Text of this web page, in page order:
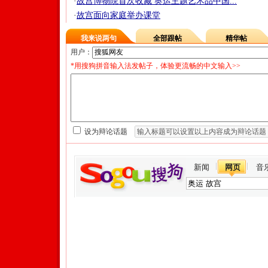
·故宫面向家庭举办课堂
我来说两句 全部跟帖
精华帖
用户：
*用搜狗拼音输入法发帖子，体验更流畅的中文输入>>
设为辩论话题
新闻 网页 音